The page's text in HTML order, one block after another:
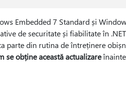
Embedded 7 Standard și
de securitate și fiabilitate în
parte din rutina de întreținere
se obține această actualizareînainte